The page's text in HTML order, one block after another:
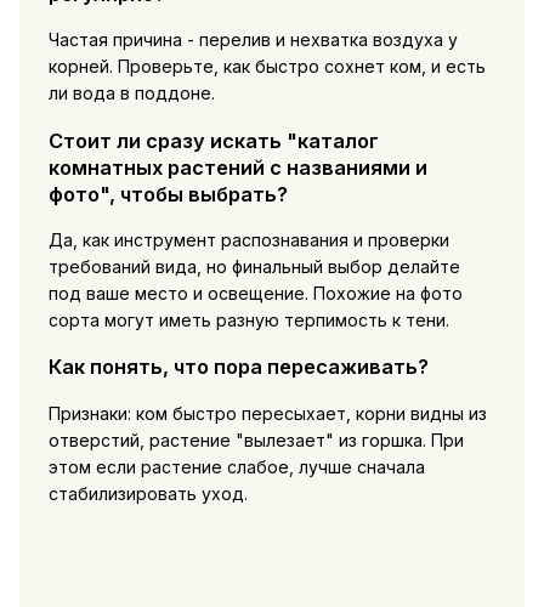
Частая причина - перелив и нехватка воздуха у
корней. Проверьте, как быстро сохнет ком, и есть
ли вода в поддоне.
Стоит ли сразу искать "каталог
комнатных растений с названиями и
фото", чтобы выбрать?
Да, как инструмент распознавания и проверки
требований вида, но финальный выбор делайте
под ваше место и освещение. Похожие на фото
сорта могут иметь разную терпимость к тени.
Как понять, что пора пересаживать?
Признаки: ком быстро пересыхает, корни видны из
отверстий, растение "вылезает" из горшка. При
этом если растение слабое, лучше сначала
стабилизировать уход.